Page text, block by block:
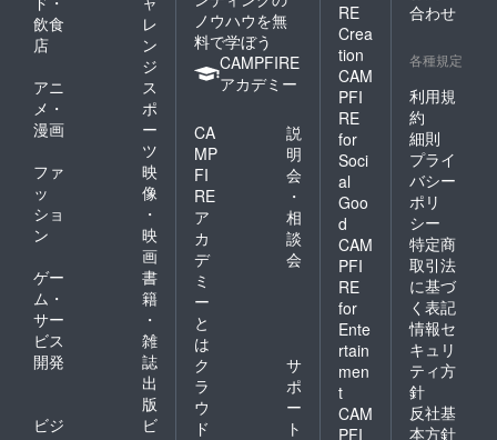
ト説明
待（東
京）】
セイロ
ンコー
ヒーの
代表イ
スルよ
り、感
謝の気
持ちを
込めて
農園プ
ロジェ
クト説
明会に
ご招待
しま
す。 プ
ロジェ
クトの
説明や
スリラ
飲食
店
レ
ン
ジ
アニ
メ・
漫画
ス
ポ
ー
ツ
ファ
ッ
ショ
ン
映
像
・
映
画
ゲー
ム・
サー
ビス
開発
書
籍
・
雑
誌
出
版
ビジ
ビ
ノウハウを無
料で学ぼう
CAMPFIRE
アカデミー
CA
MP
FI
RE
ア
カ
デ
ミ
ー
と
は
説
明
会
・
相
談
会
ク
ラ
ウ
ド
サ
ポ
ー
ト
RE
Crea
tion
CAM
PFI
RE
for
Soci
al
Goo
d
CAM
PFI
RE
for
Ente
rtain
men
t
CAM
PFI
合わせ
各種規定
利用規
約
細則
プライ
バシー
ポリ
シー
特定商
取引法
に基づ
く表記
情報セ
キュリ
ティ方
針
反社基
本方針